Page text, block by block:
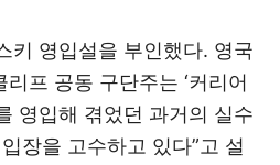
키 영입설을 부인했다. 영국
리프 공동 구단주는 ‘커리어
영입해 겪었던 과거의 실수
장을 고수하고 있다”고 설